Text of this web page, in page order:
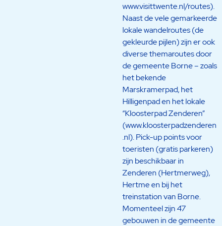
www.visittwente.nl/routes).
Naast de vele gemarkeerde
lokale wandelroutes (de
gekleurde pijlen) zijn er ook
diverse themaroutes door
de gemeente Borne – zoals
het bekende
Marskramerpad, het
Hilligenpad en het lokale
“Kloosterpad Zenderen”
(www.kloosterpadzenderen
.nl). Pick-up points voor
toeristen (gratis parkeren)
zijn beschikbaar in
Zenderen (Hertmerweg),
Hertme en bij het
treinstation van Borne.
Momenteel zijn 47
gebouwen in de gemeente